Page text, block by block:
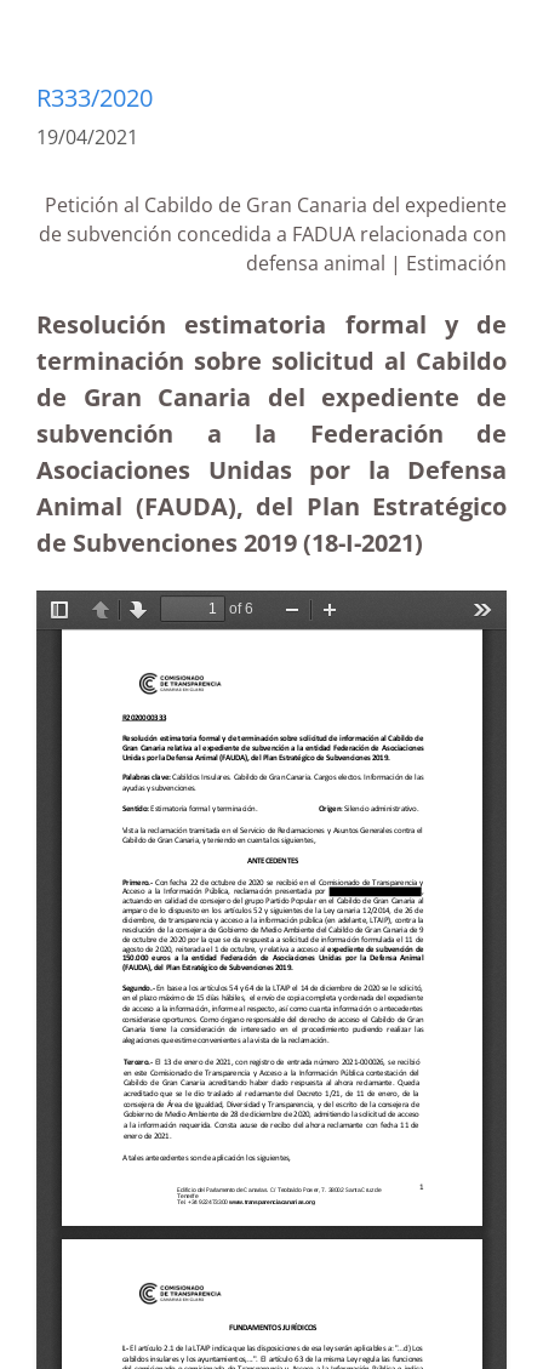
R333/2020
19/04/2021
Petición al Cabildo de Gran Canaria del expediente
de subvención concedida a FADUA relacionada con
defensa animal | Estimación
Resolución estimatoria formal y de
terminación sobre solicitud al Cabildo
de Gran Canaria del expediente de
subvención a la Federación de
Asociaciones Unidas por la Defensa
Animal (FAUDA), del Plan Estratégico
de Subvenciones 2019 (18-I-2021)